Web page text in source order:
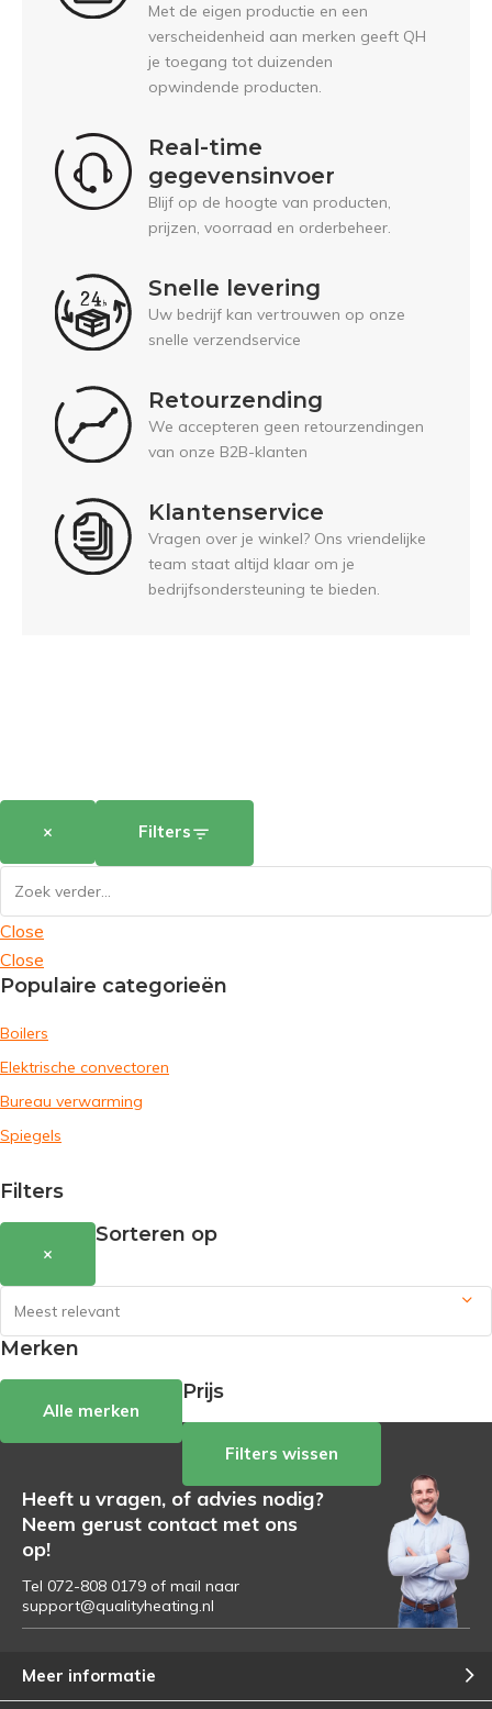
Met de eigen productie en een
verscheidenheid aan merken geeft QH
je toegang tot duizenden
opwindende producten.
Real-time
gegevensinvoer
Blijf op de hoogte van producten,
prijzen, voorraad en orderbeheer.
Snelle levering
Uw bedrijf kan vertrouwen op onze
snelle verzendservice
Retourzending
We accepteren geen retourzendingen
van onze B2B-klanten
Klantenservice
Vragen over je winkel? Ons vriendelijke
team staat altijd klaar om je
bedrijfsondersteuning te bieden.
× Filters
Close
Close
Populaire categorieën
Boilers
Elektrische convectoren
Bureau verwarming
Spiegels
Filters
×
Sorteren op
Merken
Alle merken
Prijs
Filters wissen
Heeft u vragen, of advies nodig?
Neem gerust contact met ons
op!
Tel 072-808 0179 of mail naar
support@qualityheating.nl
Meer informatie